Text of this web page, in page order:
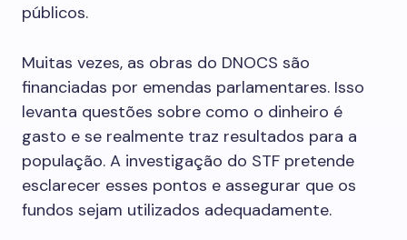
públicos.
Muitas vezes, as obras do DNOCS são
financiadas por emendas parlamentares. Isso
levanta questões sobre como o dinheiro é
gasto e se realmente traz resultados para a
população. A investigação do STF pretende
esclarecer esses pontos e assegurar que os
fundos sejam utilizados adequadamente.